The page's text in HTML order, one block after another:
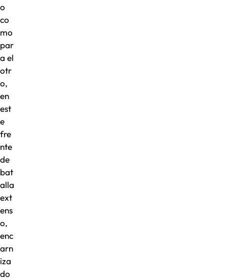
o
co
mo
par
a el
otr
o,
en
est
e
fre
nte
de
bat
alla
ext
ens
o,
enc
arn
iza
do